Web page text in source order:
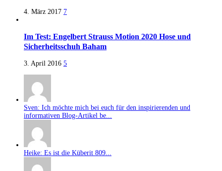
4. März 2017 7
Im Test: Engelbert Strauss Motion 2020 Hose und
Sicherheitsschuh Baham
3. April 2016 5
Sven: Ich möchte mich bei euch für den inspirierenden und
informativen Blog-Artikel be...
Heike: Es ist die Küberit 809...